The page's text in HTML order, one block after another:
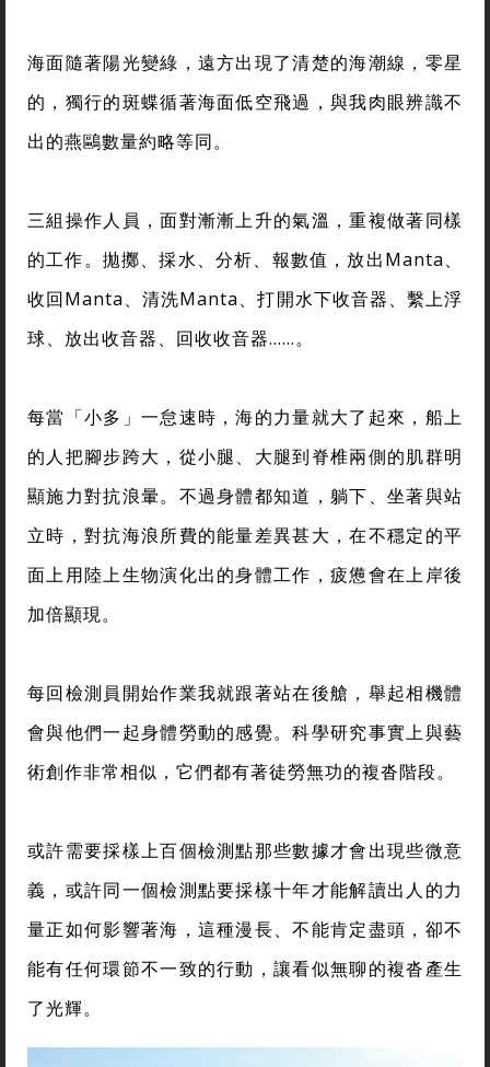
海面隨著陽光變綠，遠方出現了清楚的海潮線，零星
的，獨行的斑蝶循著海面低空飛過，與我肉眼辨識不
出的燕鷗數量約略等同。
三組操作人員，面對漸漸上升的氣溫，重複做著同樣
的工作。拋擲、採水、分析、報數值，放出Manta、
收回Manta、清洗Manta、打開水下收音器、繫上浮
球、放出收音器、回收收音器……。
每當「小多」一怠速時，海的力量就大了起來，船上
的人把腳步跨大，從小腿、大腿到脊椎兩側的肌群明
顯施力對抗浪暈。不過身體都知道，躺下、坐著與站
立時，對抗海浪所費的能量差異甚大，在不穩定的平
面上用陸上生物演化出的身體工作，疲憊會在上岸後
加倍顯現。
每回檢測員開始作業我就跟著站在後艙，舉起相機體
會與他們一起身體勞動的感覺。科學研究事實上與藝
術創作非常相似，它們都有著徒勞無功的複沓階段。
或許需要採樣上百個檢測點那些數據才會出現些微意
義，或許同一個檢測點要採樣十年才能解讀出人的力
量正如何影響著海，這種漫長、不能肯定盡頭，卻不
能有任何環節不一致的行動，讓看似無聊的複沓產生
了光輝。